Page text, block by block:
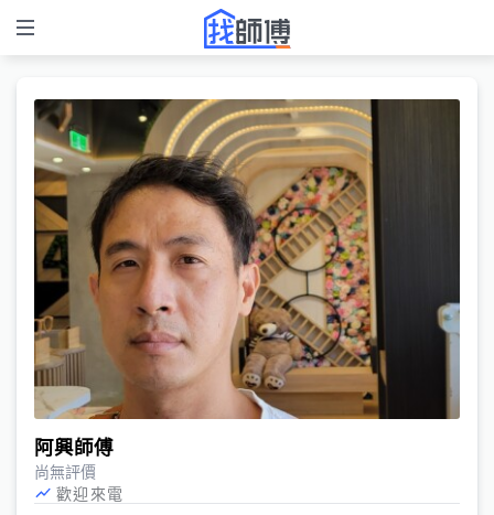
阿興師傅
尚無評價
歡迎來電